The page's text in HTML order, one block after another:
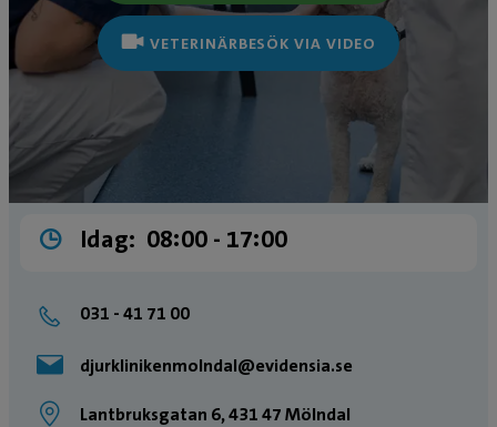
VETERINÄRBESÖK VIA VIDEO
Idag: 08:00 ­- 17:00
031 - 41 71 00
djurklinikenmolndal@evidensia.se
Lantbruksgatan 6, 431 47 Mölndal